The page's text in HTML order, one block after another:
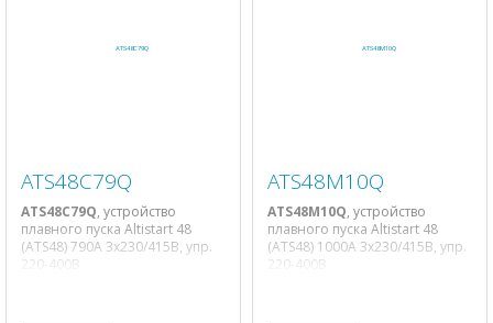
ATS48C79Q
ATS48C79Q, устройство
плавного пуска Altistart 48
(ATS48) 790A 3х230/415В, упр.
220-400В
ATS48M10Q
ATS48M10Q, устройство
плавного пуска Altistart 48
(ATS48) 1000A 3х230/415В, упр.
220-400В